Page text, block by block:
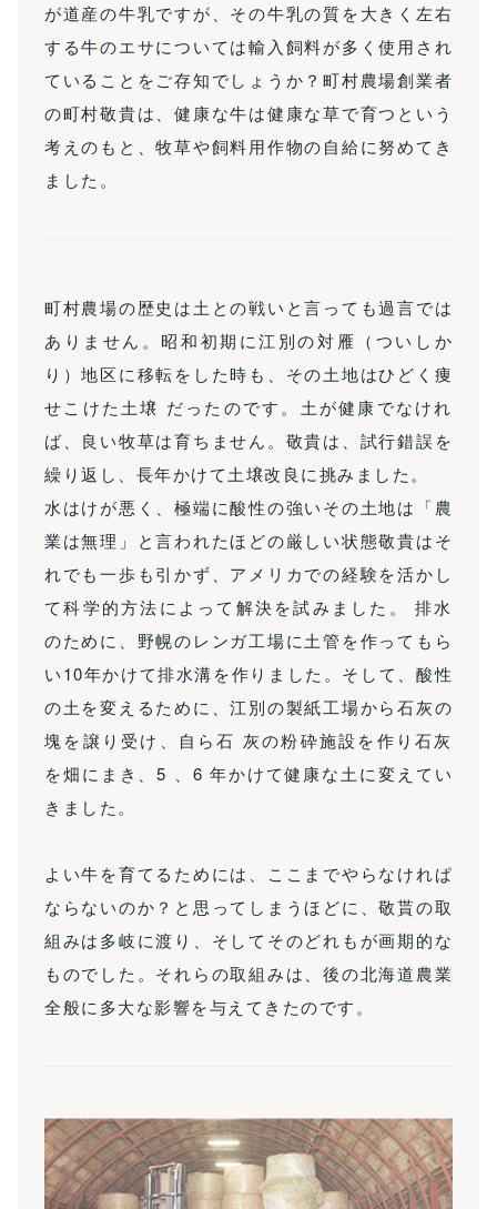
が道産の牛乳ですが、その牛乳の質を大きく左右
する牛のエサについては輸入飼料が多く使用され
ていることをご存知でしょうか？町村農場創業者
の町村敬貴は、健康な牛は健康な草で育つという
考えのもと、牧草や飼料用作物の自給に努めてき
ました。
町村農場の歴史は土との戦いと言っても過言では
ありません。昭和初期に江別の対雁（ついしか
り）地区に移転をした時も、その土地はひどく痩
せこけた土壌 だったのです。土が健康でなけれ
ば、良い牧草は育ちません。敬貴は、試行錯誤を
繰り返し、長年かけて土壌改良に挑みました。
水はけが悪く、極端に酸性の強いその土地は「農
業は無理」と言われたほどの厳しい状態敬貴はそ
れでも一歩も引かず、アメリカでの経験を活かし
て科学的方法によって解決を試みました。 排水
のために、野幌のレンガ工場に土管を作ってもら
い10年かけて排水溝を作りました。そして、酸性
の土を変えるために、江別の製紙工場から石灰の
塊を譲り受け、自ら石 灰の粉砕施設を作り石灰
を畑にまき、5 、6 年かけて健康な土に変えてい
きました。
よい牛を育てるためには、ここまでやらなけれぱ
ならないのか？と思ってしまうほどに、敬貰の取
組みは多岐に渡り、そしてそのどれもが画期的な
ものでした。それらの取組みは、後の北海道農業
全般に多大な影響を与えてきたのです。